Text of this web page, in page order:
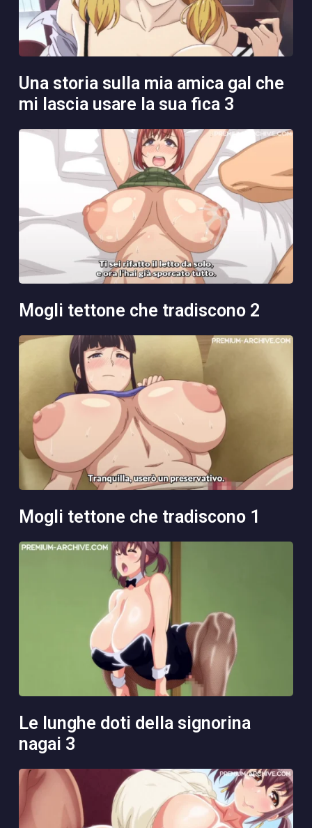
una storia sulla mia amica gal che
mi lascia usare la sua fica 3
mogli tettone che tradiscono 2
mogli tettone che tradiscono 1
le lunghe doti della signorina
nagai 3